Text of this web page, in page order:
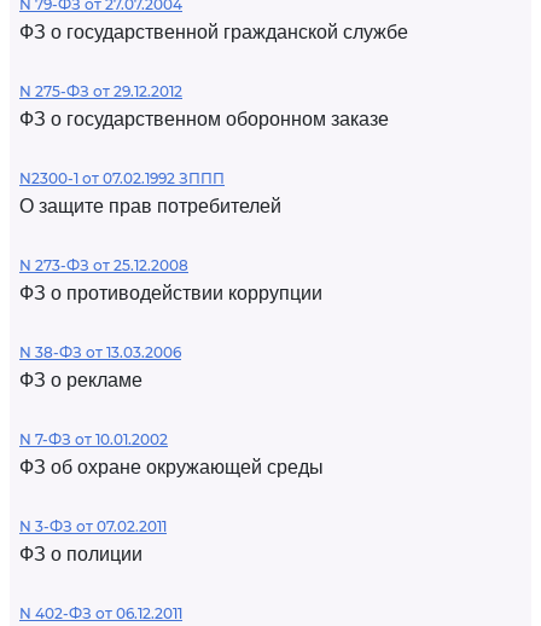
N 79-ФЗ от 27.07.2004
ФЗ о государственной гражданской службе
N 275-ФЗ от 29.12.2012
ФЗ о государственном оборонном заказе
N2300-1 от 07.02.1992 ЗППП
О защите прав потребителей
N 273-ФЗ от 25.12.2008
ФЗ о противодействии коррупции
N 38-ФЗ от 13.03.2006
ФЗ о рекламе
N 7-ФЗ от 10.01.2002
ФЗ об охране окружающей среды
N 3-ФЗ от 07.02.2011
ФЗ о полиции
N 402-ФЗ от 06.12.2011